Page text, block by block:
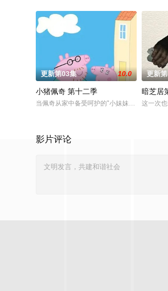
更新第03集 10.0
小猪佩奇 第十二季
当佩奇从家中备受呵护的"小妹妹"一跃成为肩
更新
暗芝居
这一次
影片评论